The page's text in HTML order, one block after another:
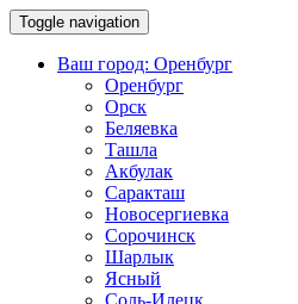
Toggle navigation
Ваш город: Оренбург
Оренбург
Орск
Беляевка
Ташла
Акбулак
Саракташ
Новосергиевка
Сорочинск
Шарлык
Ясный
Соль-Илецк